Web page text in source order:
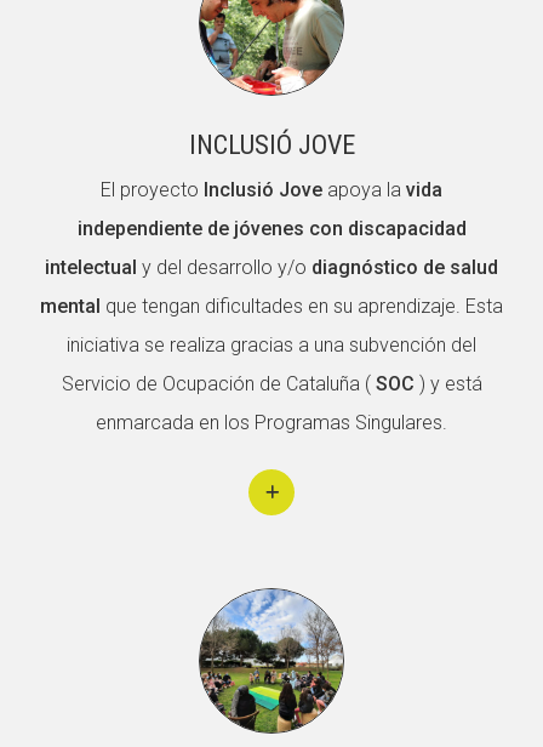
INCLUSIÓ JOVE
El proyecto Inclusió Jove apoya la vida
independiente de jóvenes con discapacidad
intelectual y del desarrollo y/o diagnóstico de salud
mental que tengan dificultades en su aprendizaje. Esta
iniciativa se realiza gracias a una subvención del
Servicio de Ocupación de Cataluña ( SOC ) y está
enmarcada en los Programas Singulares.